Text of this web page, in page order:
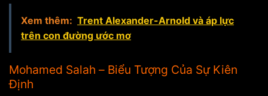
Xem thêm: Trent Alexander-Arnold và áp lực
trên con đường ước mơ
Mohamed Salah – Biểu Tượng Của Sự Kiên
Định